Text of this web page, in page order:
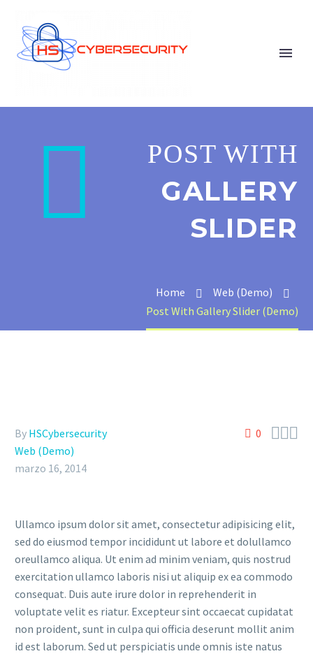

 POST WITH
GALLERY
SLIDER
Home
Web (Demo)
Post With Gallery Slider (Demo)
0 
By HSCybersecurity
Web (Demo)
marzo 16, 2014
Ullamco ipsum dolor sit amet, consectetur adipisicing elit,
sed do eiusmod tempor incididunt ut labore et dolullamco
oreullamco aliqua. Ut enim ad minim veniam, quis nostrud
exercitation ullamco laboris nisi ut aliquip ex ea commodo
consequat. Duis aute irure dolor in reprehenderit in
voluptate velit es riatur. Excepteur sint occaecat cupidatat
non proident, sunt in culpa qui officia deserunt mollit anim
id est laborum. Sed ut perspiciatis unde omnis iste natus